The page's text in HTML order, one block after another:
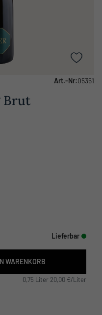
Art.-Nr:05351
Brut
Lieferbar
WARENKORB
0,75 Liter 20,00 €/Liter